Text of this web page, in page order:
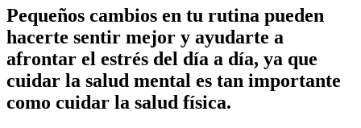
Pequeños cambios en tu rutina pueden
hacerte sentir mejor y ayudarte a
afrontar el estrés del día a día, ya que
cuidar la salud mental es tan importante
como cuidar la salud física.